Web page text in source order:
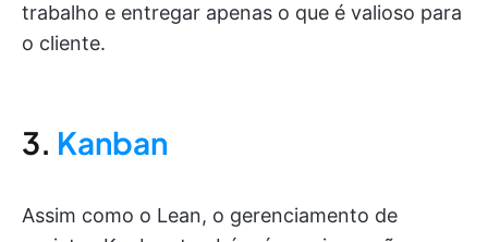
trabalho e entregar apenas o que é valioso para
o cliente.
3. Kanban
Assim como o Lean, o gerenciamento de